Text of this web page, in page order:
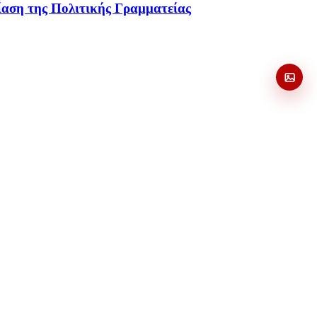
της Πολιτικής Γραμματείας